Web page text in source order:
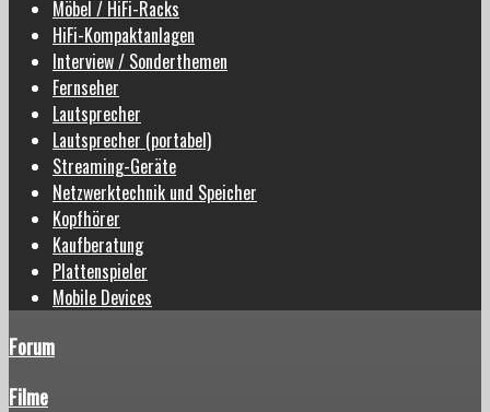
Möbel / HiFi-Racks
HiFi-Kompaktanlagen
Interview / Sonderthemen
Fernseher
Lautsprecher
Lautsprecher (portabel)
Streaming-Geräte
Netzwerktechnik und Speicher
Kopfhörer
Kaufberatung
Plattenspieler
Mobile Devices
Forum
Filme